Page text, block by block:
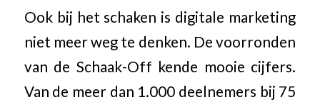
Ook bij het schaken is digitale marketing
niet meer weg te denken. De voorronden
van de Schaak-Off kende mooie cijfers.
Van de meer dan 1.000 deelnemers bij 75